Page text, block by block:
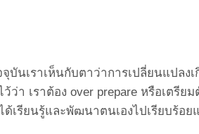
บันเราเห็นกับตาว่าการเปลี่ยนแปลง
ว้ว่า เราต้อง over prepare หรือเตรี
ด้เรียนรู้และพัฒนาตนเองไปเรียบร้อย